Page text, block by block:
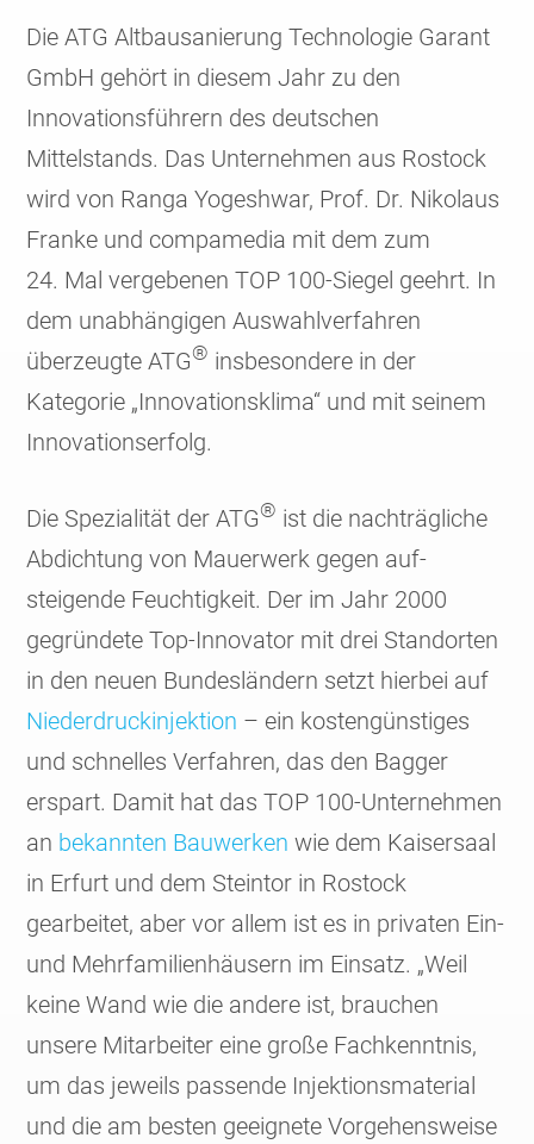
Die ATG Altbausanierung Technologie Garant
GmbH gehört in diesem Jahr zu den
Innovations­führern des deutschen
Mittelstands. Das Unternehmen aus Rostock
wird von Ranga Yogeshwar, Prof. Dr. Nikolaus
Franke und compamedia mit dem zum
24. Mal vergebenen TOP 100-Siegel geehrt. In
dem unabhängigen Auswahl­verfahren
überzeugte ATG® insbesondere in der
Kategorie „Innovations­klima“ und mit seinem
Innovations­erfolg.
Die Spezialität der ATG® ist die nach­trägliche
Abdichtung von Mauerwerk gegen auf­
steigende Feuchtigkeit. Der im Jahr 2000
gegründete Top-Innovator mit drei Standorten
in den neuen Bundesländern setzt hierbei auf
Niederdruck­injektion – ein kosten­günstiges
und schnelles Verfahren, das den Bagger
erspart. Damit hat das TOP 100-Unternehmen
an bekannten Bauwerken wie dem Kaisersaal
in Erfurt und dem Steintor in Rostock
gearbeitet, aber vor allem ist es in privaten Ein-
und Mehrfamilien­häusern im Einsatz. „Weil
keine Wand wie die andere ist, brauchen
unsere Mitarbeiter eine große Fachkenntnis,
um das jeweils passende Injektions­material
und die am besten geeignete Vorgehens­weise